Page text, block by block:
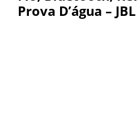
Prova D’água – JBL